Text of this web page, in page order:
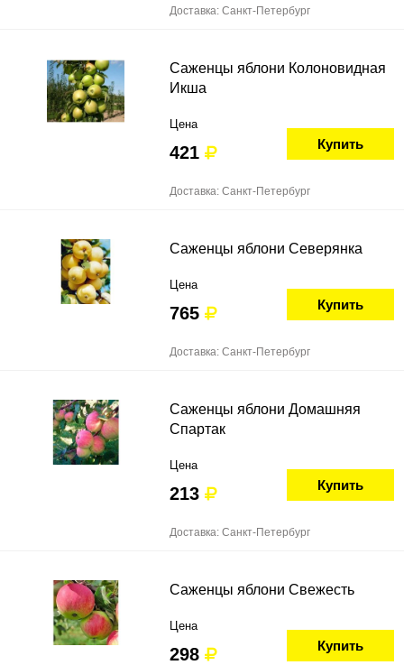
Доставка: Санкт-Петербург
Саженцы яблони Колоновидная
Икша
Цена
421 Купить
Доставка: Санкт-Петербург
Саженцы яблони Северянка
Цена
765 Купить
Доставка: Санкт-Петербург
Саженцы яблони Домашняя
Спартак
Цена
213 Купить
Доставка: Санкт-Петербург
Саженцы яблони Свежесть
Цена
298 Купить